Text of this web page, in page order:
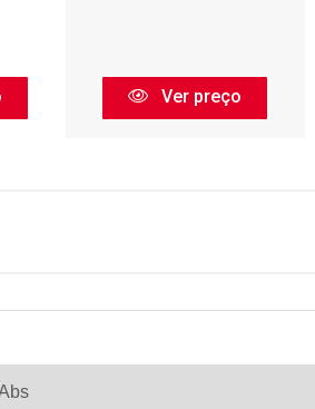
Ver preço